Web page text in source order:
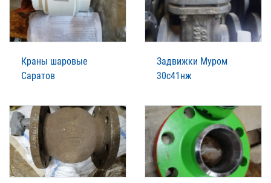
Краны шаровые
Саратов
Задвижки Муром
30с41нж